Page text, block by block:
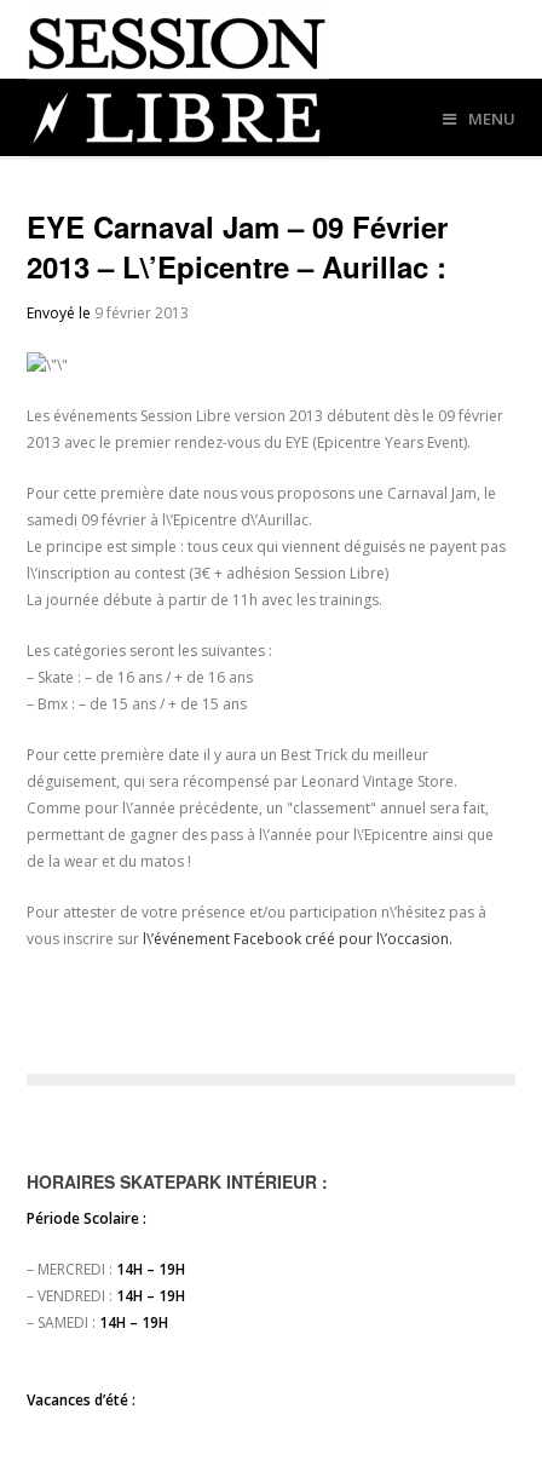
MENU
EYE Carnaval Jam – 09 Février
2013 – L\’Epicentre – Aurillac :
Envoyé le 9 février 2013
Les événements Session Libre version 2013 débutent dès le 09 février
2013 avec le premier rendez-vous du EYE (Epicentre Years Event).
Pour cette première date nous vous proposons une Carnaval Jam, le
samedi 09 février à l\’Epicentre d\’Aurillac.
Le principe est simple : tous ceux qui viennent déguisés ne payent pas
l\’inscription au contest (3€ + adhésion Session Libre)
La journée débute à partir de 11h avec les trainings.
Les catégories seront les suivantes :
– Skate : – de 16 ans / + de 16 ans
– Bmx : – de 15 ans / + de 15 ans
Pour cette première date il y aura un Best Trick du meilleur
déguisement, qui sera récompensé par Leonard Vintage Store.
Comme pour l\’année précédente, un "classement" annuel sera fait,
permettant de gagner des pass à l\’année pour l\’Epicentre ainsi que
de la wear et du matos !
Pour attester de votre présence et/ou participation n\’hésitez pas à
vous inscrire sur l\’événement Facebook créé pour l\’occasion.
HORAIRES SKATEPARK INTÉRIEUR :
Période Scolaire :
– MERCREDI : 14H – 19H
– VENDREDI : 14H – 19H
– SAMEDI : 14H – 19H
Vacances d’été :